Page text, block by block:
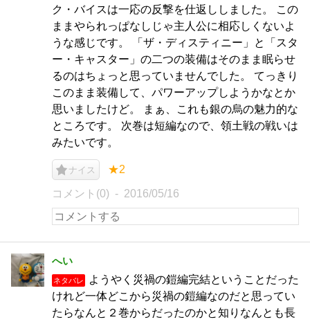
ク・バイスは一応の反撃を仕返ししました。 この
ままやられっぱなしじゃ主人公に相応しくないよ
うな感じです。 「ザ・ディスティニー」と「スタ
ー・キャスター」の二つの装備はそのまま眠らせ
るのはちょっと思っていませんでした。 てっきり
このまま装備して、パワーアップしようかなとか
思いましたけど。 まぁ、これも銀の烏の魅力的な
ところです。 次巻は短編なので、領土戦の戦いは
みたいです。
ナイス ★2
コメント(0) 2016/05/16
へい
ネタバレ
ようやく災禍の鎧編完結ということだった
けれど一体どこから災禍の鎧編なのだと思ってい
たらなんと２巻からだったのかと知りなんとも長